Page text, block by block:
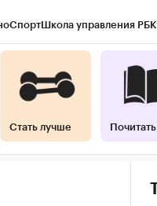
СпортШкола управления РБК
Стать лучше Почитать